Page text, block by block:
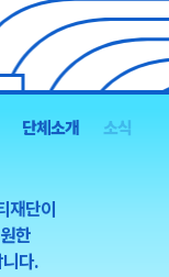
단체소개 소식
재단이
한
다.